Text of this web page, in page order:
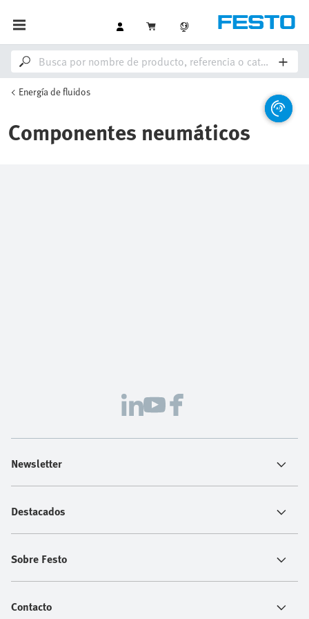
Energía de fluidos
Componentes neumáticos
Newsletter
Destacados
Sobre Festo
Contacto